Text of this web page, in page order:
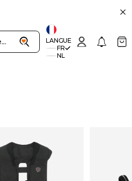
LANGUE
FR
NL
Connexion